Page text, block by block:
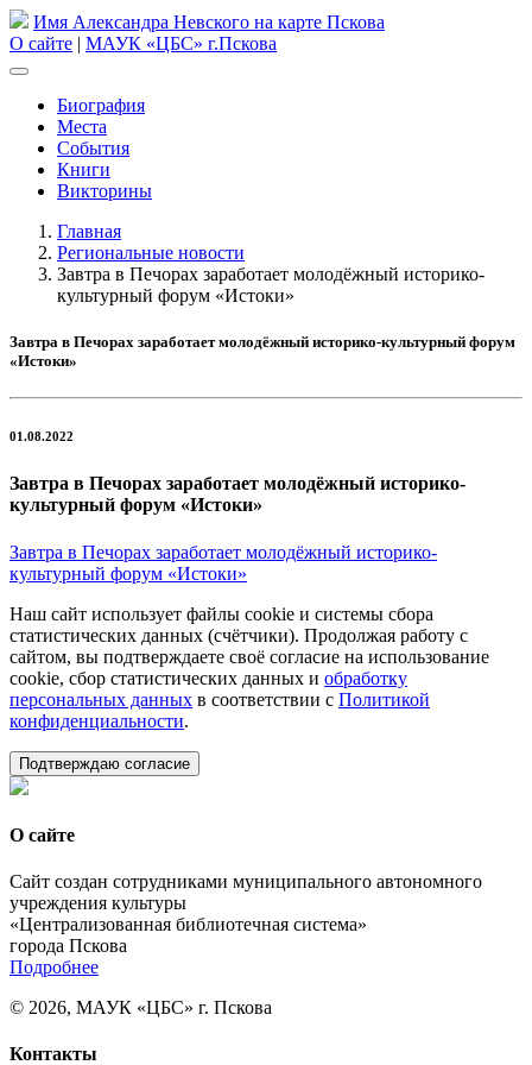
Имя Александра Невского на карте Пскова
О сайте | МАУК «ЦБС» г.Пскова
Биография
Места
События
Книги
Викторины
Главная
Региональные новости
Завтра в Печорах заработает молодёжный историко-
культурный форум «Истоки»
Завтра в Печорах заработает молодёжный историко-культурный форум
«Истоки»
01.08.2022
Завтра в Печорах заработает молодёжный историко-
культурный форум «Истоки»
Завтра в Печорах заработает молодёжный историко-
культурный форум «Истоки»
Наш сайт использует файлы cookie и системы сбора
статистических данных (счётчики). Продолжая работу с
сайтом, вы подтверждаете своё согласие на использование
cookie, сбор статистических данных и обработку
персональных данных в соответствии с Политикой
конфиденциальности.
Подтверждаю согласие
О сайте
Сайт создан сотрудниками муниципального автономного
учреждения культуры
«Централизованная библиотечная система»
города Пскова
Подробнее
© 2026, МАУК «ЦБС» г. Пскова
Контакты